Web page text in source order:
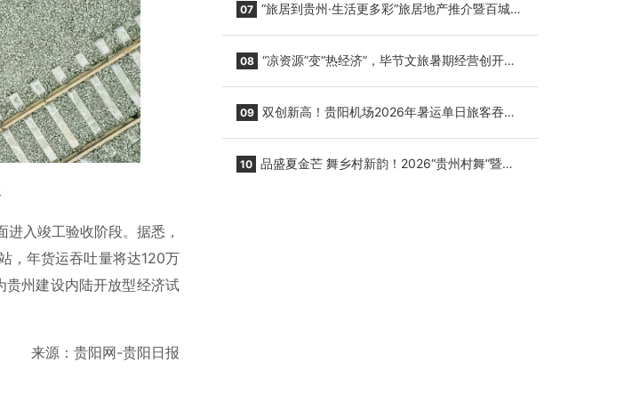
入竣工验收阶段。据悉，
，年货运吞吐量将达120万
贵州建设内陆开放型经济试
来源：贵阳网-贵阳日报
07 “旅居到贵州·生活更多彩”旅居地产推介暨百城千
08 “凉资源”变“热经济”，毕节文旅暑期经营创开门
09 双创新高！贵阳机场2026年暑运单日旅客吞吐
10 品盛夏金芒 舞乡村新韵！2026“贵州村舞”暨望